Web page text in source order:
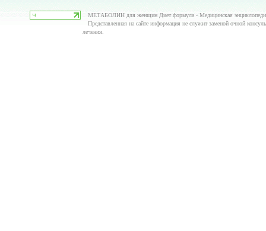
МЕТАБОЛИН для женщин Диет формула - Медицинская
Представленная на сайте информация не служит заменой очной
лечения.